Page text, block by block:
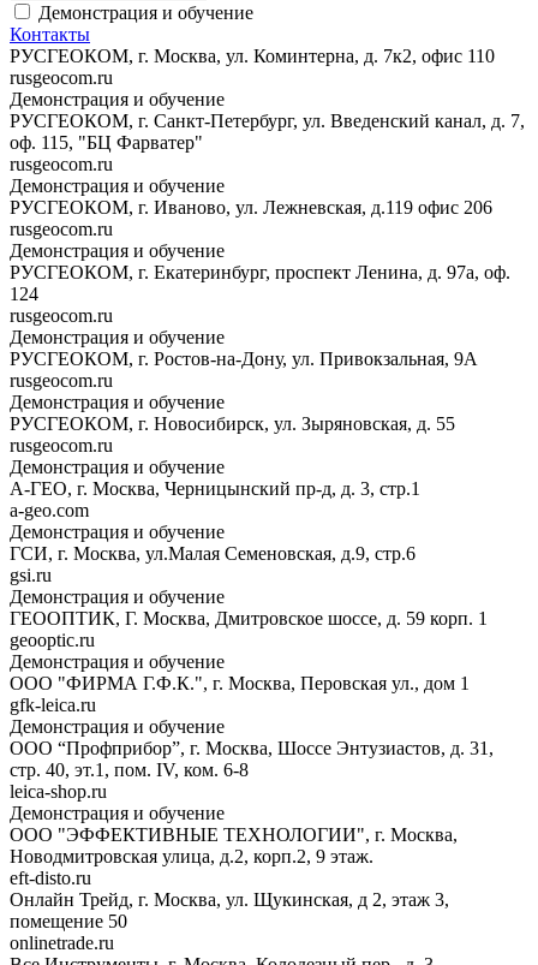
Демонстрация и обучение
Контакты
РУСГЕОКОМ, г. Москва, ул. Коминтерна, д. 7к2, офис 110
rusgeocom.ru
Демонстрация и обучение
РУСГЕОКОМ, г. Санкт-Петербург, ул. Введенский канал, д. 7,
оф. 115, "БЦ Фарватер"
rusgeocom.ru
Демонстрация и обучение
РУСГЕОКОМ, г. Иваново, ул. Лежневская, д.119 офис 206
rusgeocom.ru
Демонстрация и обучение
РУСГЕОКОМ, г. Екатеринбург, проспект Ленина, д. 97а, оф.
124
rusgeocom.ru
Демонстрация и обучение
РУСГЕОКОМ, г. Ростов-на-Дону, ул. Привокзальная, 9А
rusgeocom.ru
Демонстрация и обучение
РУСГЕОКОМ, г. Новосибирск, ул. Зыряновская, д. 55
rusgeocom.ru
Демонстрация и обучение
А-ГЕО, г. Москва, Черницынский пр-д, д. 3, стр.1
a-geo.com
Демонстрация и обучение
ГСИ, г. Москва, ул.Малая Семеновская, д.9, стр.6
gsi.ru
Демонстрация и обучение
ГЕООПТИК, Г. Москва, Дмитровское шоссе, д. 59 корп. 1
geooptic.ru
Демонстрация и обучение
ООО "ФИРМА Г.Ф.К.", г. Москва, Перовская ул., дом 1
gfk-leica.ru
Демонстрация и обучение
ООО “Профприбор”, г. Москва, Шоссе Энтузиастов, д. 31,
стр. 40, эт.1, пом. IV, ком. 6-8
leica-shop.ru
Демонстрация и обучение
ООО "ЭФФЕКТИВНЫЕ ТЕХНОЛОГИИ", г. Москва,
Новодмитровская улица, д.2, корп.2, 9 этаж.
eft-disto.ru
Онлайн Трейд, г. Москва, ул. Щукинская, д 2, этаж 3,
помещение 50
onlinetrade.ru